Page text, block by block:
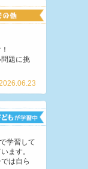
題に挑
学習して
ます。
は自ら